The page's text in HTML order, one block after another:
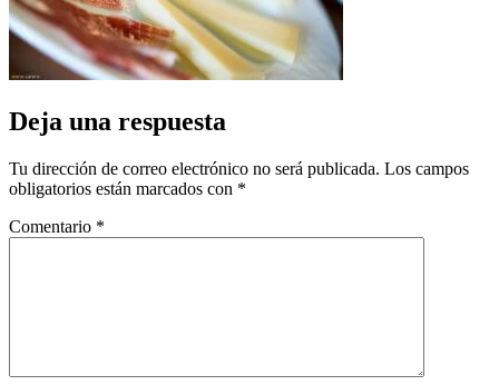
Deja una respuesta
Tu dirección de correo electrónico no será publicada. Los campos
obligatorios están marcados con *
Comentario *